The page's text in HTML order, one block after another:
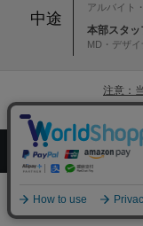
中途
アルバイト
本部スタッ
MD・デザ
注意：
偽
初めての
利用規約